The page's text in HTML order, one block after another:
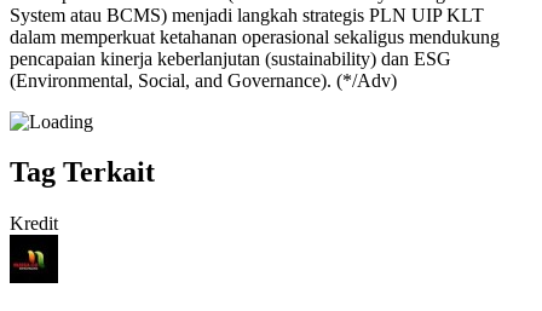
System atau BCMS) menjadi langkah strategis PLN UIP KLT
dalam memperkuat ketahanan operasional sekaligus mendukung
pencapaian kinerja keberlanjutan (sustainability) dan ESG
(Environmental, Social, and Governance). (*/Adv)
Tag Terkait
Kredit